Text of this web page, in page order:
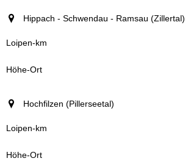
Hippach - Schwendau - Ramsau (Zillertal)
Hochfilzen (Pillerseetal)